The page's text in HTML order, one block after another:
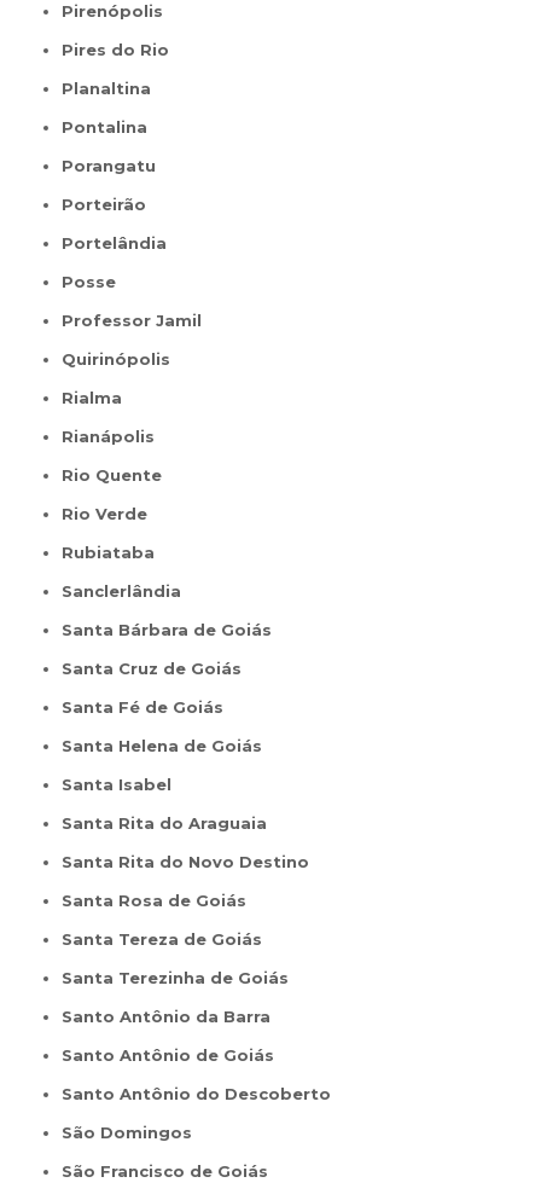
Pirenópolis
Pires do Rio
Planaltina
Pontalina
Porangatu
Porteirão
Portelândia
Posse
Professor Jamil
Quirinópolis
Rialma
Rianápolis
Rio Quente
Rio Verde
Rubiataba
Sanclerlândia
Santa Bárbara de Goiás
Santa Cruz de Goiás
Santa Fé de Goiás
Santa Helena de Goiás
Santa Isabel
Santa Rita do Araguaia
Santa Rita do Novo Destino
Santa Rosa de Goiás
Santa Tereza de Goiás
Santa Terezinha de Goiás
Santo Antônio da Barra
Santo Antônio de Goiás
Santo Antônio do Descoberto
São Domingos
São Francisco de Goiás